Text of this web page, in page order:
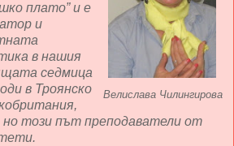
Велислава Чилингирова
плато” и е
и
в нашия
седмица
в Троянско
но този път преподаватели от